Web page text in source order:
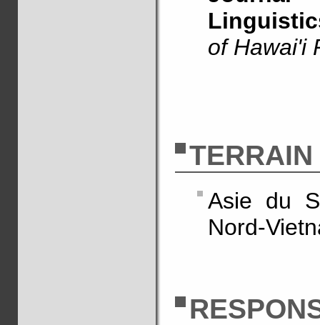
of Hawai'i
TERRAIN
Asie du
Nord-